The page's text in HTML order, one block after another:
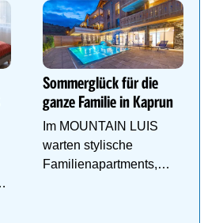
Sommerglück für die
ganze Familie in Kaprun
Im MOUNTAIN LUIS
warten stylische
Familienapartments,